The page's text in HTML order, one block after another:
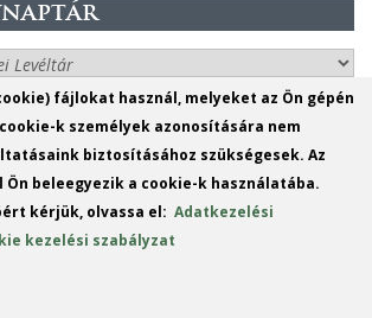
MI DO FR SA
1
2
5 6 7 8
fájlokat használ, melyeket az Ön gépén
k személyek azonosítására nem
biztosításához szükségesek. Az
beleegyezik a cookie-k használatába.
kérjük, olvassa el:Adatkezelési
kezelési szabályzat